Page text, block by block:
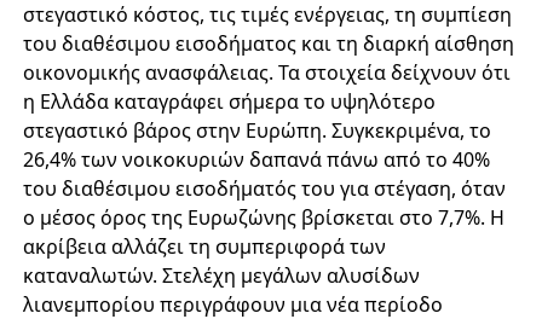
στεγαστικό κόστος, τις τιμές ενέργειας, τη συμπίεση
του διαθέσιμου εισοδήματος και τη διαρκή αίσθηση
οικονομικής ανασφάλειας. Τα στοιχεία δείχνουν ότι
η Ελλάδα καταγράφει σήμερα το υψηλότερο
στεγαστικό βάρος στην Ευρώπη. Συγκεκριμένα, το
26,4% των νοικοκυριών δαπανά πάνω από το 40%
του διαθέσιμου εισοδήματός του για στέγαση, όταν
ο μέσος όρος της Ευρωζώνης βρίσκεται στο 7,7%. Η
ακρίβεια αλλάζει τη συμπεριφορά των
καταναλωτών. Στελέχη μεγάλων αλυσίδων
λιανεμπορίου περιγράφουν μια νέα περίοδο